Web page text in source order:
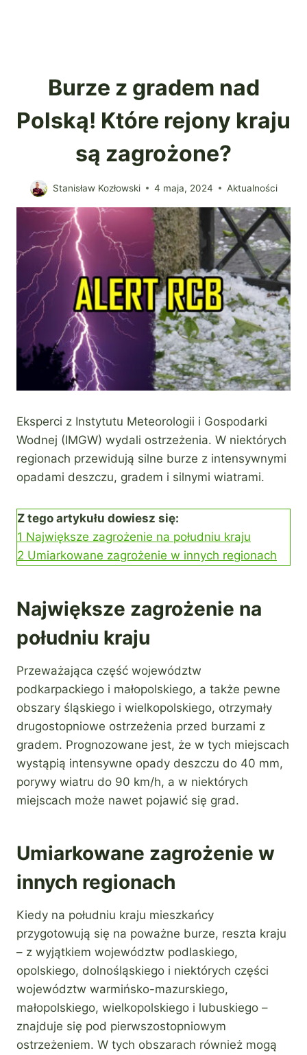
Burze z gradem nad
Polską! Które rejony kraju
są zagrożone?
Stanisław Kozłowski 4 maja, 2024 Aktualności
Eksperci z Instytutu Meteorologii i Gospodarki
Wodnej (IMGW) wydali ostrzeżenia. W niektórych
regionach przewidują silne burze z intensywnymi
opadami deszczu, gradem i silnymi wiatrami.
Z tego artykułu dowiesz się:
1 Największe zagrożenie na południu kraju
2 Umiarkowane zagrożenie w innych regionach
Największe zagrożenie na
południu kraju
Przeważająca część województw
podkarpackiego i małopolskiego, a także pewne
obszary śląskiego i wielkopolskiego, otrzymały
drugostopniowe ostrzeżenia przed burzami z
gradem. Prognozowane jest, że w tych miejscach
wystąpią intensywne opady deszczu do 40 mm,
porywy wiatru do 90 km/h, a w niektórych
miejscach może nawet pojawić się grad.
Umiarkowane zagrożenie w
innych regionach
Kiedy na południu kraju mieszkańcy
przygotowują się na poważne burze, reszta kraju
– z wyjątkiem województw podlaskiego,
opolskiego, dolnośląskiego i niektórych części
województw warmińsko-mazurskiego,
małopolskiego, wielkopolskiego i lubuskiego –
znajduje się pod pierwszostopniowym
ostrzeżeniem. W tych obszarach również mogą